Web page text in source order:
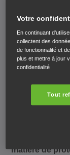
Toute autre
signatures,
autre
Pourquoi
ces données
Nous
personnelles
Si nécessaire
matière de
Votre
En continuant
collectent des
de fonctionnalité et
plus et mettre à jour
confidentialité
Tout